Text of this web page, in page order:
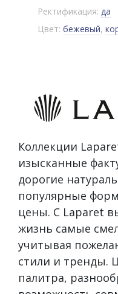
Ректификация: да
Цвет: бежевый,
Коллекции
изысканные
дорогие
популярные
цены. С Laparet
жизнь самые
учитывая
стили и тренды.
палитра,